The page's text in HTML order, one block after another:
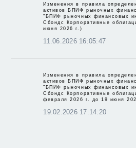
КЛЮЧЕВОЙ ИНФОРМАЦИОННЫЙ ДОКУМЕНТ
УСЛОВИЯ ПРИОБРЕТЕНИЯ И ПОГАШЕНИЯ
Изменения в правила
активов БПИФ рыночных
"БПИФ рыночных финансовых
Сбондс Корпоративные
июня 2026 г.)
11.06.2026 16:05:47
Изменения в правила
активов БПИФ рыночных
"БПИФ рыночных финансовых
Сбондс Корпоративные
февраля 2026 г. до 19 июня
19.02.2026 17:14:20